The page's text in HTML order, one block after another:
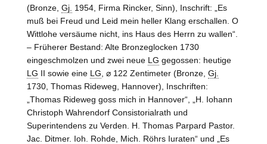
(Bronze, Gj. 1954, Firma Rincker, Sinn), Inschrift: „Es
muß bei Freud und Leid mein heller Klang erschallen. O
Wittlohe versäume nicht, ins Haus des Herrn zu wallen“.
– Früherer Bestand: Alte Bronzeglocken 1730
eingeschmolzen und zwei neue LG gegossen: heutige
LG II sowie eine LG , ⌀ 122 Zentimeter (Bronze, Gj.
1730, Thomas Rideweg, Hannover), Inschriften:
„Thomas Rideweg goss mich in Hannover“, „H. Iohann
Christoph Wahrendorf Consistorialrath und
Superintendens zu Verden. H. Thomas Parpard Pastor.
Jac. Ditmer. Ioh. Rohde, Mich. Röhrs Iuraten“ und „Es